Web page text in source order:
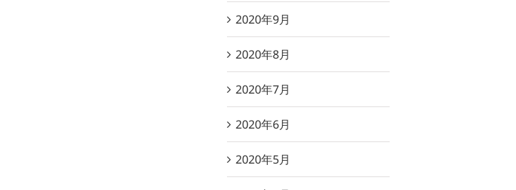
2020年9月
2020年8月
2020年7月
2020年6月
2020年5月